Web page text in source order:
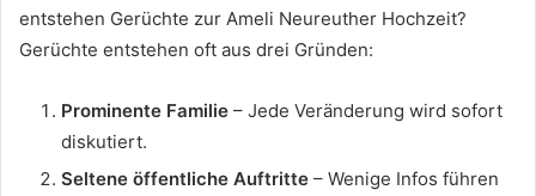
entstehen Gerüchte zur Ameli Neureuther Hochzeit?
Gerüchte entstehen oft aus drei Gründen:
Prominente Familie – Jede Veränderung wird sofort
diskutiert.
Seltene öffentliche Auftritte – Wenige Infos führen